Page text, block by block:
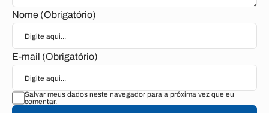
Nome (Obrigatório)
E-mail (Obrigatório)
Salvar meus dados neste navegador para a próxima vez que eu
comentar.